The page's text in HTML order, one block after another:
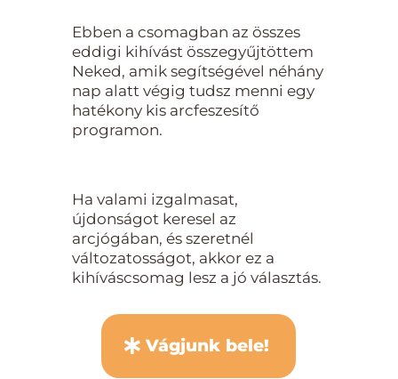
Ebben a csomagban az összes
eddigi kihívást összegyűjtöttem
Neked, amik segítségével néhány
nap alatt végig tudsz menni egy
hatékony kis arcfeszesítő
programon.
Ha valami izgalmasat,
újdonságot keresel az
arcjógában, és szeretnél
változatosságot, akkor ez a
kihíváscsomag lesz a jó választás.
Vágjunk bele!